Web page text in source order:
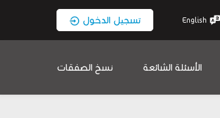
English تسجيل الدخول
الأسئلة الشائعة نسخ الصفقات